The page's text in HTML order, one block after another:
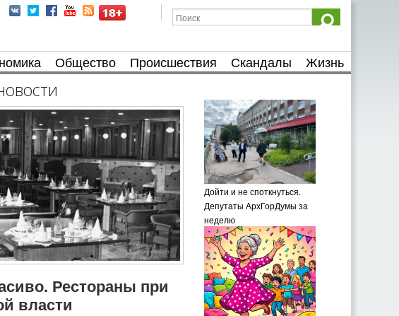
Общество Происшествия Скандалы Жизнь
Рестораны при
власти
Дойти и не споткнуться.
Депутаты АрхГорДумы за
неделю